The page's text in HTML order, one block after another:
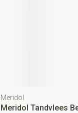
Meridol
Meridol Tandvlees